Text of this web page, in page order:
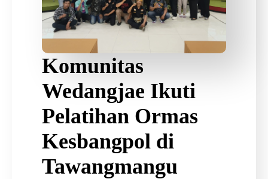
Komunitas
Wedangjae Ikuti
Pelatihan Ormas
Kesbangpol di
Tawangmangu